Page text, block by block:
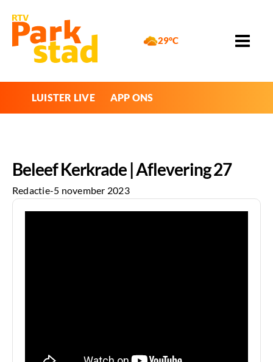
29°C
LUISTER LIVE APP ONS
Beleef Kerkrade | Aflevering 27
Redactie-5 november 2023